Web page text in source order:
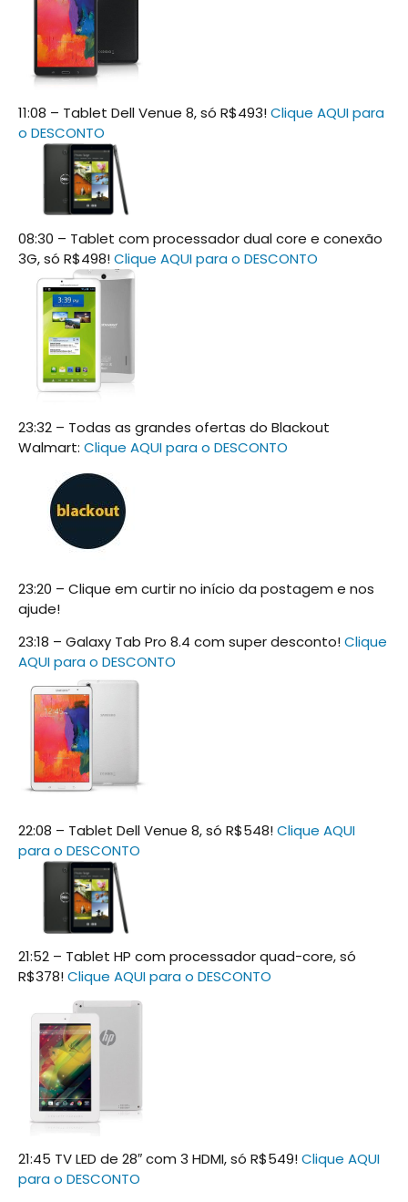
11:08 – Tablet Dell Venue 8, só R$493!Clique AQUI para
o DESCONTO
08:30 – Tablet com processador dual core e conexão
3G, só R$498!Clique AQUI para o DESCONTO
23:32 – Todas as grandes ofertas do Blackout
Walmart: Clique AQUI para o DESCONTO
23:20 – Clique em curtir no início da postagem e nos
ajude!
23:18 – Galaxy Tab Pro 8.4 com super desconto!Clique
AQUI para o DESCONTO
22:08 – Tablet Dell Venue 8, só R$548!Clique AQUI
para o DESCONTO
21:52 – Tablet HP com processador quad-core, só
R$378!Clique AQUI para o DESCONTO
21:45 TV LED de 28″ com 3 HDMI, só R$549!Clique AQUI
para o DESCONTO